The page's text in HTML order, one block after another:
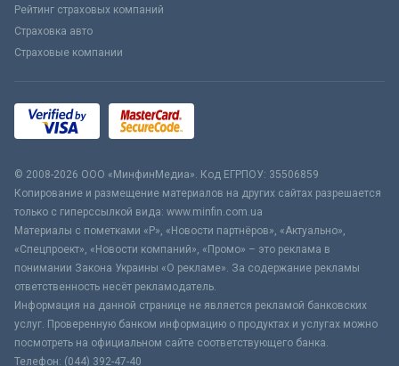
Рейтинг страховых компаний
Страховка авто
Страховые компании
© 2008-2026 ООО «МинфинМедиа». Код ЕГРПОУ: 35506859
Копирование и размещение материалов на других сайтах разрешается
только с гиперссылкой вида: www.minfin.com.ua
Материалы с пометками «Р», «Новости партнёров», «Актуально»,
«Спецпроект», «Новости компаний», «Промо» – это реклама в
понимании Закона Украины «О рекламе». За содержание рекламы
ответственность несёт рекламодатель.
Информация на данной странице не является рекламой банковских
услуг. Проверенную банком информацию о продуктах и услугах можно
посмотреть на официальном сайте соответствующего банка.
Телефон: (044) 392-47-40